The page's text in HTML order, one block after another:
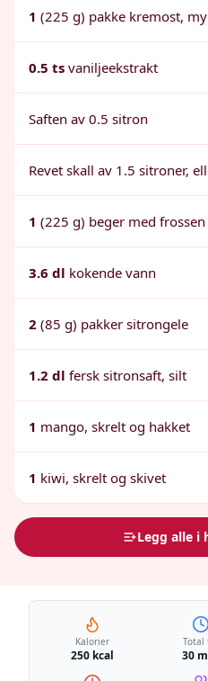
1 (225 g) pakke kremost,
0.5 ts vaniljeekstrakt
Saften av 0.5 sitron
Revet skall av 1.5 sitroner,
1 (225 g) beger med
3.6 dl kokende vann
2 (85 g) pakker sitrongele
1.2 dl fersk sitronsaft, silt
1 mango, skrelt og hakket
1 kiwi, skrelt og skivet
Legg alle i
Kalorier
250 kcal
Total
30